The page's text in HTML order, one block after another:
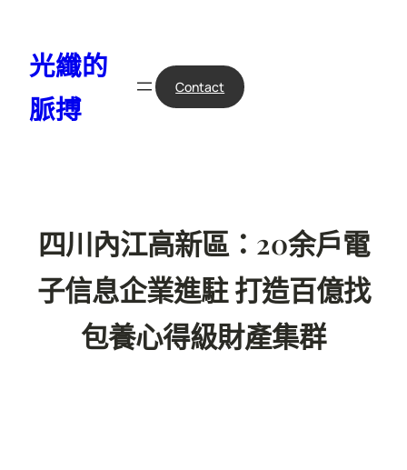
光纖的
脈搏
Contact
四川內江高新區：20余戶電
子信息企業進駐 打造百億找
包養心得級財產集群